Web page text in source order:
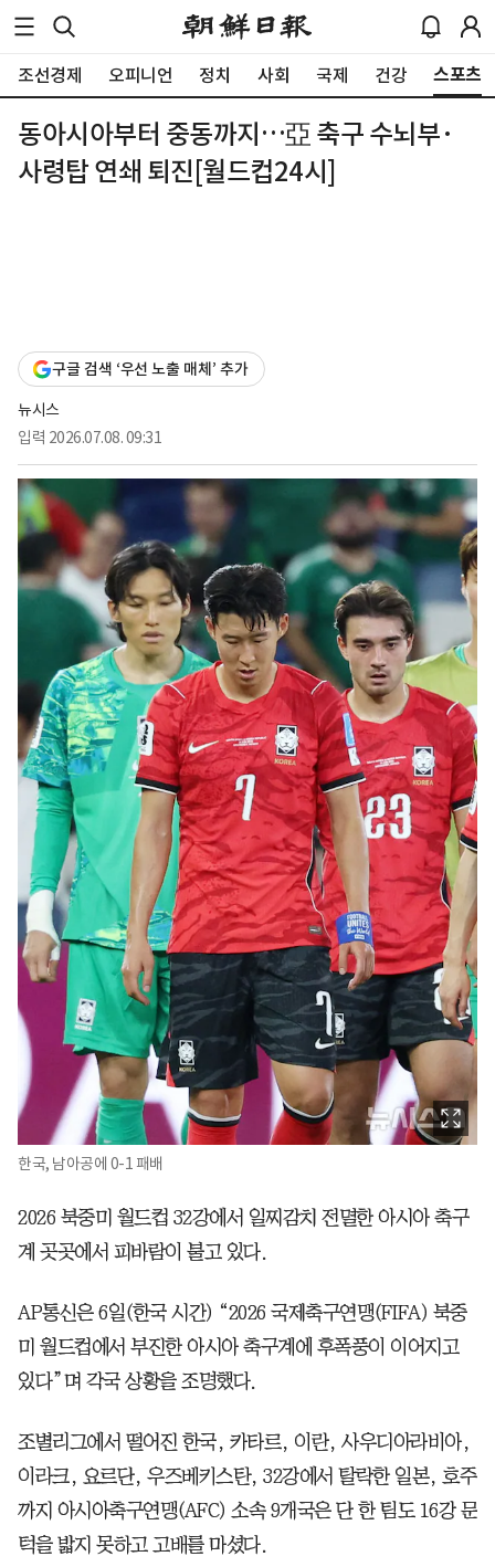
조선경제 오피니언 정치 사회 국제 건강 스포츠
동아시아부터 중동까지…亞 축구 수뇌부·
사령탑 연쇄 퇴진[월드컵24시]
구글 검색 ‘우선 노출 매체’ 추가
뉴시스
입력 2026.07.08. 09:31
한국, 남아공에 0-1 패배
2026 북중미 월드컵 32강에서 일찌감치 전멸한 아시아 축구
계 곳곳에서 피바람이 불고 있다.
AP통신은 6일(한국 시간) “2026 국제축구연맹(FIFA) 북중
미 월드컵에서 부진한 아시아 축구계에 후폭풍이 이어지고
있다”며 각국 상황을 조명했다.
조별리그에서 떨어진 한국, 카타르, 이란, 사우디아라비아,
이라크, 요르단, 우즈베키스탄, 32강에서 탈락한 일본, 호주
까지 아시아축구연맹(AFC) 소속 9개국은 단 한 팀도 16강 문
턱을 밟지 못하고 고배를 마셨다.